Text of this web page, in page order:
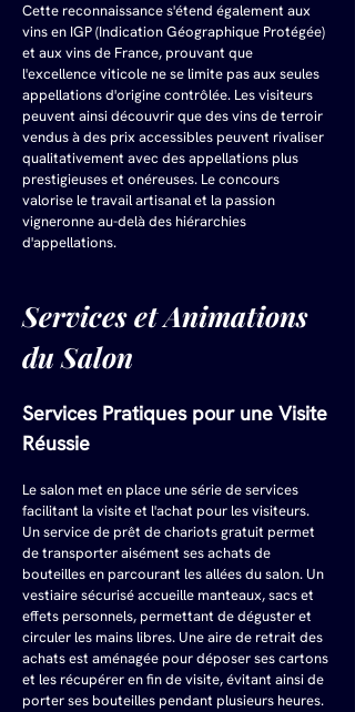
Cette reconnaissance s'étend également aux
vins en IGP (Indication Géographique Protégée)
et aux vins de France, prouvant que
l'excellence viticole ne se limite pas aux seules
appellations d'origine contrôlée. Les visiteurs
peuvent ainsi découvrir que des vins de terroir
vendus à des prix accessibles peuvent rivaliser
qualitativement avec des appellations plus
prestigieuses et onéreuses. Le concours
valorise le travail artisanal et la passion
vigneronne au-delà des hiérarchies
d'appellations.
Services et Animations
du Salon
Services Pratiques pour une Visite
Réussie
Le salon met en place une série de services
facilitant la visite et l'achat pour les visiteurs.
Un service de prêt de chariots gratuit permet
de transporter aisément ses achats de
bouteilles en parcourant les allées du salon. Un
vestiaire sécurisé accueille manteaux, sacs et
effets personnels, permettant de déguster et
circuler les mains libres. Une aire de retrait des
achats est aménagée pour déposer ses cartons
et les récupérer en fin de visite, évitant ainsi de
porter ses bouteilles pendant plusieurs heures.